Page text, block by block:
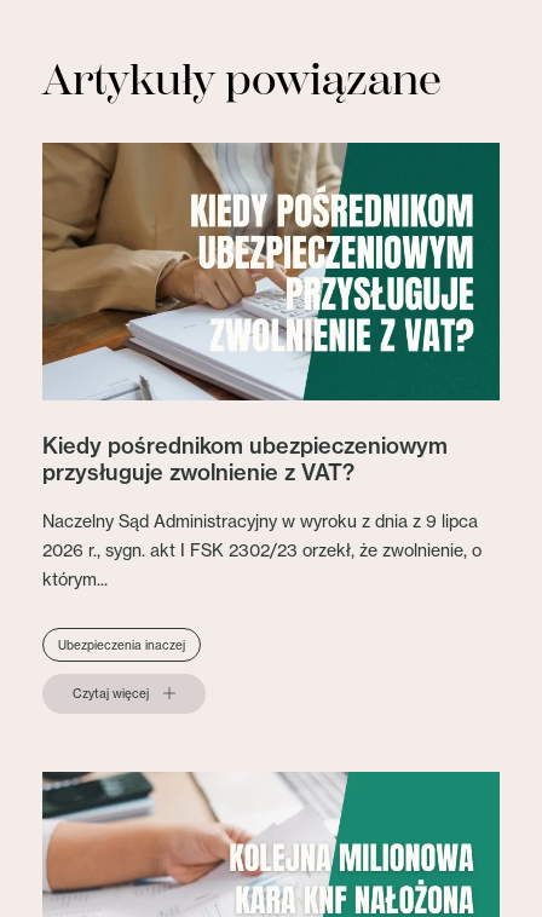
Artykuły powiązane
Kiedy pośrednikom ubezpieczeniowym
przysługuje zwolnienie z VAT?
Naczelny Sąd Administracyjny w wyroku z dnia z 9 lipca
2026 r., sygn. akt I FSK 2302/23 orzekł, że zwolnienie, o
którym...
Ubezpieczenia inaczej
Czytaj więcej